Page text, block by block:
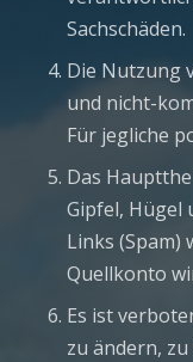
Sachschäden.
Die Nutzung
und nicht-
Für jegliche
Das
Gipfel, Hügel
Links (Spam)
Quellkonto
Es ist
zu ändern,